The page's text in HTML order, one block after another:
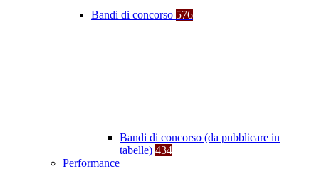
Bandi di concorso 576
Bandi di concorso (da pubblicare in
tabelle) 434
Performance